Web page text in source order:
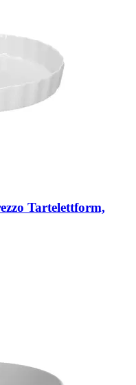
Tartelettform,